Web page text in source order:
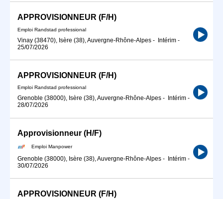
APPROVISIONNEUR (F/H)
Emploi Randstad professional
Vinay (38470), Isère (38), Auvergne-Rhône-Alpes - Intérim -
25/07/2026
APPROVISIONNEUR (F/H)
Emploi Randstad professional
Grenoble (38000), Isère (38), Auvergne-Rhône-Alpes - Intérim -
28/07/2026
Approvisionneur (H/F)
Emploi Manpower
Grenoble (38000), Isère (38), Auvergne-Rhône-Alpes - Intérim -
30/07/2026
APPROVISIONNEUR (F/H)